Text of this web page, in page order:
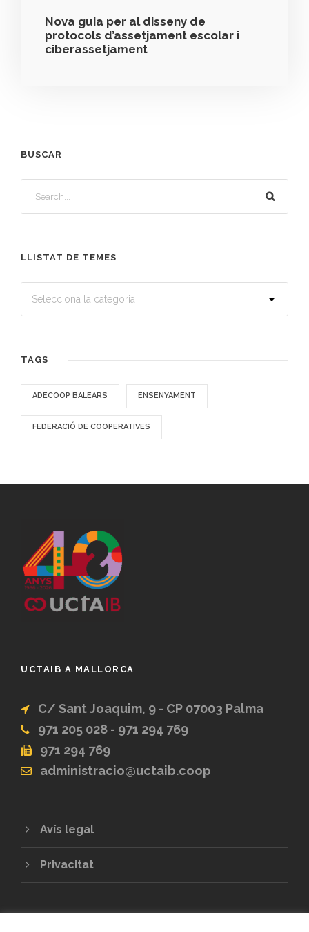
Nova guia per al disseny de
protocols d’assetjament escolar i
ciberassetjament
BUSCAR
LLISTAT DE TEMES
TAGS
ADECOOP BALEARS ENSENYAMENT
FEDERACIÓ DE COOPERATIVES
UCTAIB A MALLORCA
C/ Sant Joaquim, 9 - CP 07003 Palma
971 205 028 - 971 294 769
971 294 769
administracio@uctaib.coop
Avís legal
Privacitat